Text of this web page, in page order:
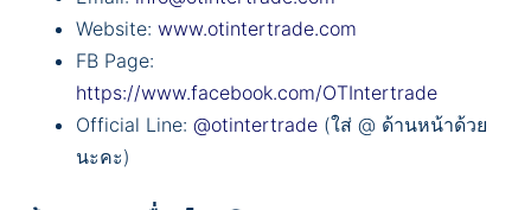
Website: www.otintertrade.com
FB Page:
https://www.facebook.com/OTIntertrade
Official Line: @otintertrade (ใส่ @ ด้านหน้าด้วย
นะคะ)